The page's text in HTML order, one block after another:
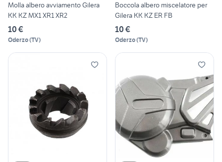
Molla albero avviamento Gilera
KK KZ MX1 XR1 XR2
10 €
Oderzo(TV)
Boccola albero miscelatore per
Gilera KK KZ ER FB
10 €
Oderzo(TV)